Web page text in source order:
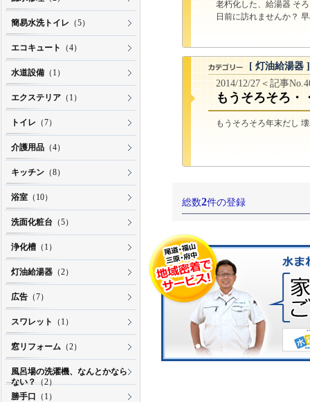
老朽化した、給湯器 そ
日前に訪れませんか？
[ 灯油給湯器 ]
2014/12/27＜記事
もうそろそろ・
もうそろそろ年末だし
総数2件の登録
簡易水洗トイレ （5）
エコキュート （4）
水道設備 （1）
エクステリア （1）
トイレ （7）
介護用品 （4）
キッチン （8）
浴室 （10）
洗面化粧台 （5）
浄化槽 （1）
灯油給湯器 （2）
広告 （7）
スワレット （1）
窓リフォーム （2）
風呂場の洗濯機、なんとかなら
ない？（2）
勝手口
（1）